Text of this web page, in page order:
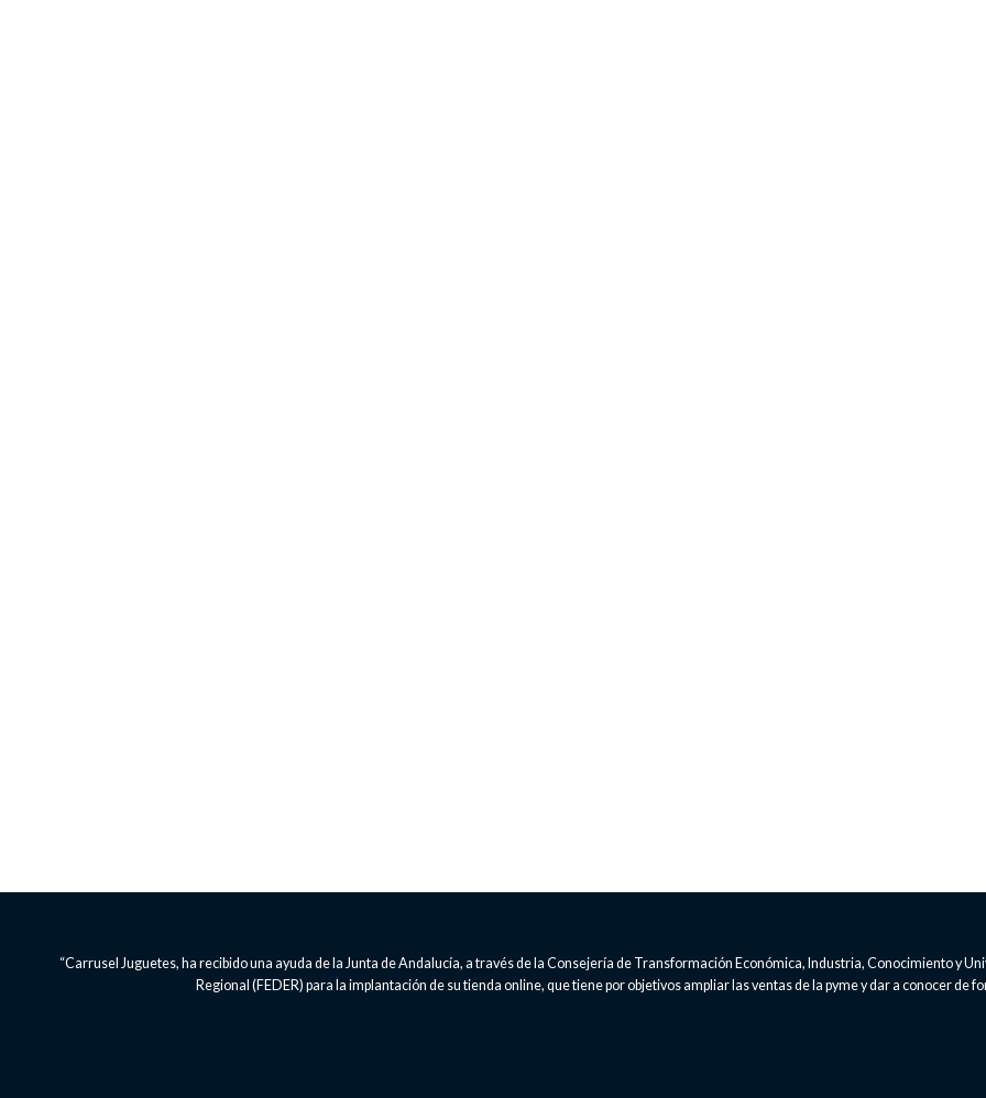
“Carrusel Juguetes, ha recibido una ayuda de la Junta de Andalucía, a través de la Consejería de Transformación Económica, Industria, Conocimiento y
Regional (FEDER) para la implantación de su tienda online, que tiene por objetivos ampliar las ventas de la pyme y dar a conocer de